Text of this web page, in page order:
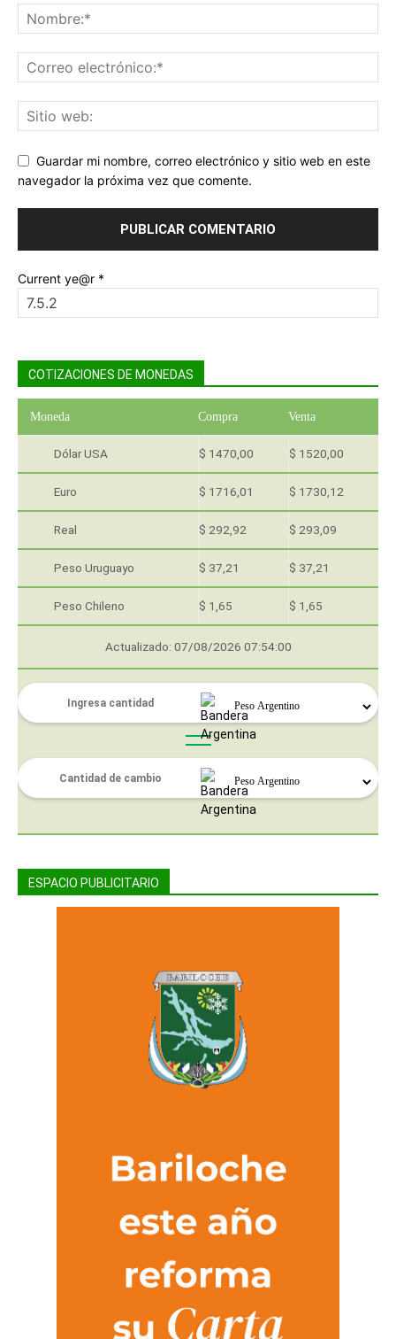
Guardar mi nombre, correo electrónico y sitio web en este
navegador la próxima vez que comente.
Current ye@r *
COTIZACIONES DE MONEDAS
Moneda Compra Venta
Dólar USA $ 1470,00 $ 1520,00
Euro $ 1716,01 $ 1730,12
Real $ 292,92 $ 293,09
Peso Uruguayo $ 37,21 $ 37,21
Peso Chileno $ 1,65 $ 1,65
Actualizado: 07/08/2026 07:54:00
ESPACIO PUBLICITARIO